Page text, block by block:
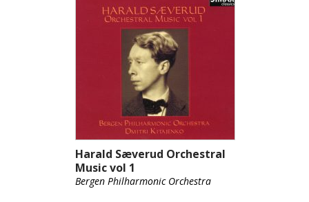
Harald Sæverud Orchestral
Music vol 1
Bergen Philharmonic Orchestra